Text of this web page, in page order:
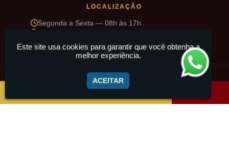
LOCALIZAÇÃO
Segunda a Sexta — 08h às 17h
Guarulhos/SP
© 2026 Grupo Keeper · Todos os direitos reservados
Este site usa cookies para garantir que você obtenha a
melhor experiência.
ACEITAR